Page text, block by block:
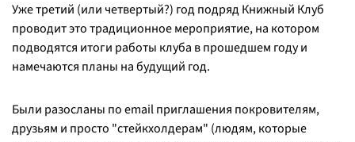
Уже третий (или четвертый?) год подряд Книжный Клуб
проводит это традиционное мероприятие, на котором
подводятся итоги работы клуба в прошедшем году и
намечаются планы на будущий год.
Были разосланы по email приглашения покровителям,
друзьям и просто "стейкхолдерам" (людям, которые